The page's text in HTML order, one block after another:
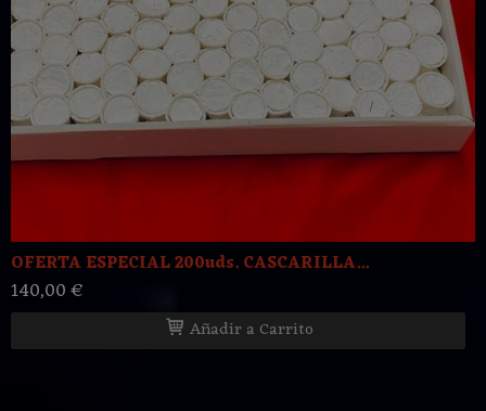
OFERTA ESPECIAL 200uds. CASCARILLA...
140,00 €
Añadir a Carrito